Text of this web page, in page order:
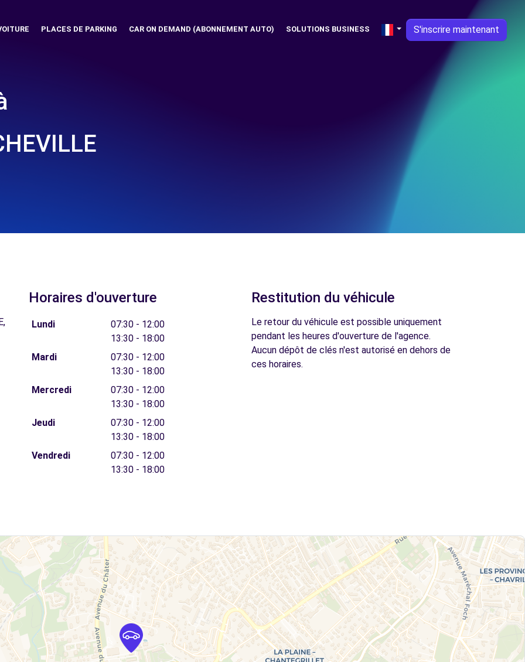
PLACES DE PARKING CAR ON DEMAND (ABONNEMENT AUTO) SOLUTIONS BUSINESS S'inscrire maintenant
Horaires d'ouverture
Lundi
07:30 - 12:00
13:30 - 18:00
Mardi
07:30 - 12:00
13:30 - 18:00
Mercredi
07:30 - 12:00
13:30 - 18:00
Jeudi
07:30 - 12:00
13:30 - 18:00
Vendredi
07:30 - 12:00
13:30 - 18:00
Restitution du véhicule
Le retour du véhicule est possible uniquement
pendant les heures d'ouverture de l'agence.
Aucun dépôt de clés n'est autorisé en dehors de
ces horaires.